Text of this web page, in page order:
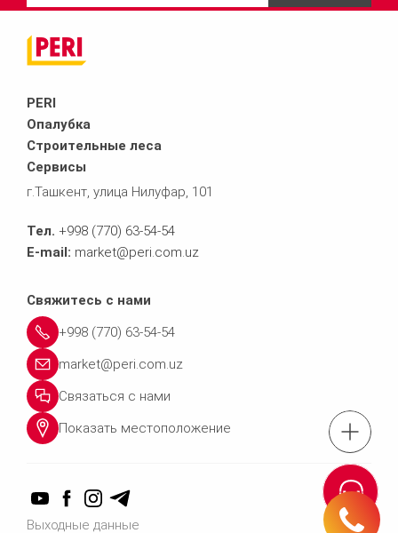
Тел.: +998 (770)
Связаться
PERI
Опалубка
Строительные леса
Сервисы
г.Ташкент, улица Нилуфар, 101
Тел. +998 (770) 63-54-54
E-mail: market@peri.com.uz
Свяжитесь с нами
+998 (770) 63-54-54
market@peri.com.uz
Связаться с нами
Показать местоположение
Выходные данные